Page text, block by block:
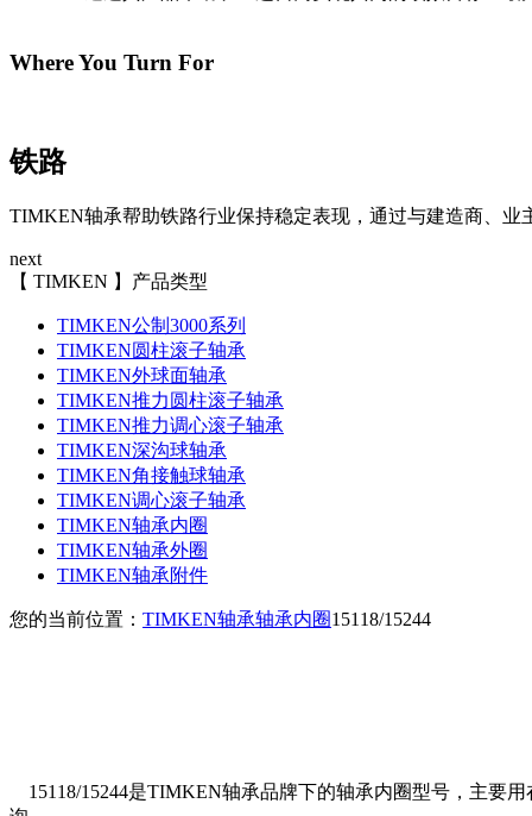
Where You Turn For
铁路
TIMKEN轴承帮助铁路行业保持稳定表现，通过与建造商、
next
【 TIMKEN 】产品类型
TIMKEN公制3000系列
TIMKEN圆柱滚子轴承
TIMKEN外球面轴承
TIMKEN推力圆柱滚子轴承
TIMKEN推力调心滚子轴承
TIMKEN深沟球轴承
TIMKEN角接触球轴承
TIMKEN调心滚子轴承
TIMKEN轴承内圈
TIMKEN轴承外圈
TIMKEN轴承附件
您的当前位置： TIMKEN轴承轴承内圈15118/15244
15118/15244是TIMKEN轴承品牌下的轴承内圈型号，主要